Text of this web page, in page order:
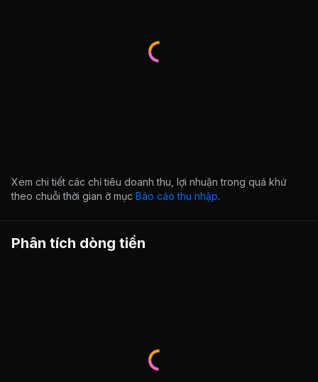
Xem chi tiết các chỉ tiêu doanh thu, lợi nhuận trong quá khứ
theo chuỗi thời gian ở mục Báo cáo thu nhập.
Phân tích dòng tiền